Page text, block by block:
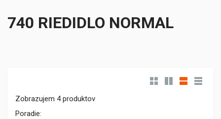
740 RIEDIDLO NORMAL
Zobrazujem 4 produktov
Poradie: